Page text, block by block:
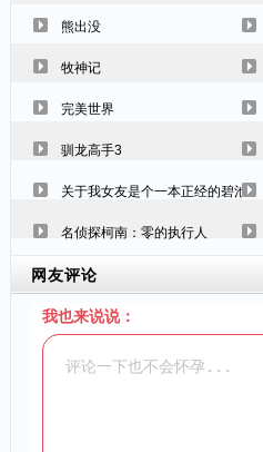
熊出没
牧神记
完美世界
驯龙高手3
关于我女友是个一本正经的碧池
名侦探柯南：零的执行人
网友评论
我也来说说：